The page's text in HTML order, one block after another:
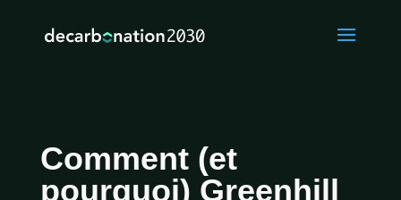
Comment (et
pourquoi) Greenhill